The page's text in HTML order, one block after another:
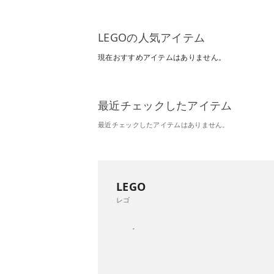
LEGOの人気アイテム
現在おすすめアイテムはありません。
最近チェックしたアイテム
最近チェックしたアイテムはありません。
LEGO
レゴ